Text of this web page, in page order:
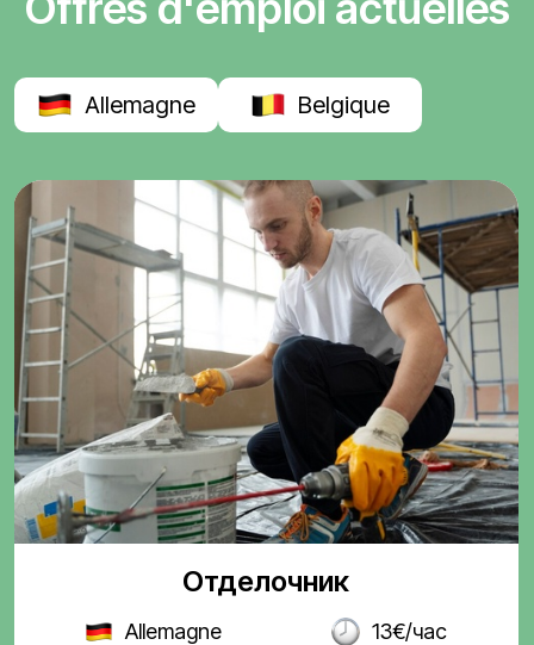
Allemagne Belgique
Отделочник
Allemagne 13€/час